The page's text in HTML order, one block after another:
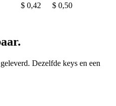
$ 0,42 $ 0,50
Dezelfde keys en een